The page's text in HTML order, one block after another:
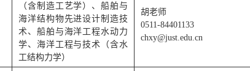
（含制造工艺学）、船舶与
海洋结构物先进设计制造技
术、船舶与海洋工程水动力
学、海洋工程与技术（含水
工结构力学）
胡老师
0511-84401133
chxy@just.edu.cn